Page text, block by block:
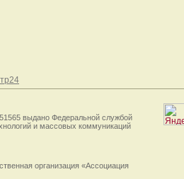
выдано Федеральной службой
и массовых коммуникаций
организация «Ассоциация